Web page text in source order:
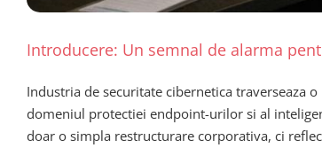
Introducere: Un semnal de alarma
Industria de securitate cibernetica traverseaza
domeniul protectiei endpoint-urilor si al
doar o simpla restructurare corporativa, ci